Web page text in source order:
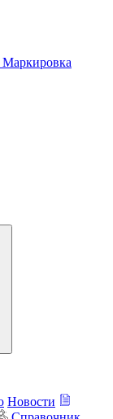
Маркировка
Новости